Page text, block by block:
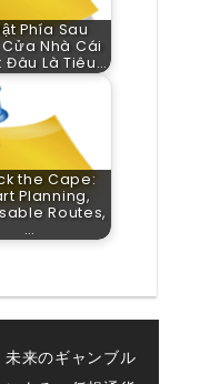
Phía Sau
Nhà Cái
Đâu Là Tiêu…
the Cape:
Planning,
Routes,
…
未来のギャンブル